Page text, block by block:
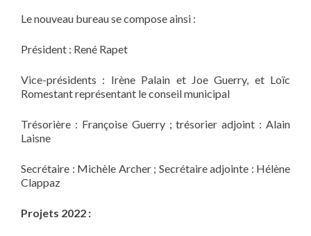
Le nouveau bureau se compose ainsi :
Président : René Rapet
Vice-présidents : Irène Palain et Joe Guerry, et Loïc
Romestant représentant le conseil municipal
Trésorière : Françoise Guerry ; trésorier adjoint : Alain
Laisne
Secrétaire : Michèle Archer ; Secrétaire adjointe : Hélène
Clappaz
Projets 2022 :